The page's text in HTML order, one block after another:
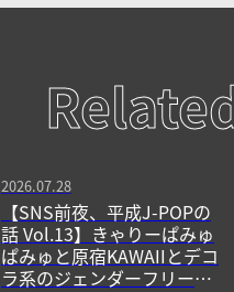
2026.07.28
【SNS前夜、平成J-POPの
話 Vol.13】きゃりーぱみゅ
ぱみゅと原宿KAWAIIとデコ
ラ系のジェンダーフリーな